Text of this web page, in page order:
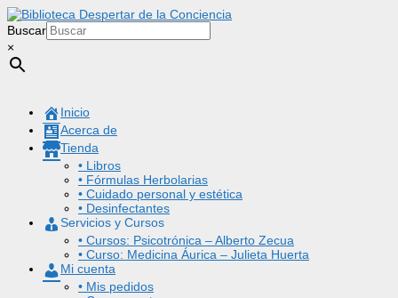
Buscar
×
Inicio
Acerca de
Tienda
• Libros
• Fórmulas Herbolarias
• Cuidado personal y estética
• Desinfectantes
Servicios y Cursos
• Cursos: Psicotrónica – Alberto Zecua
• Curso: Medicina Áurica – Julieta Huerta
Mi cuenta
• Mis pedidos